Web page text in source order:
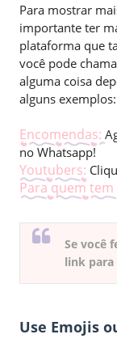
Para mostrar
importante ter
plataforma que
você pode
alguma coisa
alguns exemplos:
Encomendas:
no Whatsapp!
Youtubers:
Para quem tem
Se você
link
Use Emojis